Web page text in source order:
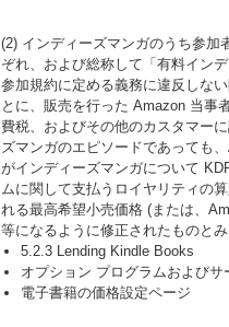
(2) インディーズマンガのうち参加
ぞれ、および総称して「有料イン
参加規約に定める義務に違反しな
とに、販売を行った Amazon 当事
費税、およびその他のカスタマー
ズマンガのエピソードであっても
がインディーズマンガについて
ムに関して支払うロイヤリティの
れる最高希望小売価格 (または、
等になるように修正されたものと
5.2.3 Lending Kindle Books
オプション プログラムおよび
電子書籍の価格設定ページ